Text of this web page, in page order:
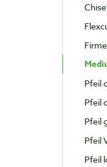
Pfeil
Pfeil
Pfeil
Pfeil
Pfeil